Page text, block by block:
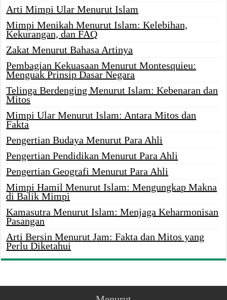
Arti Mimpi Ular Menurut Islam
Mimpi Menikah Menurut Islam: Kelebihan,
Kekurangan, dan FAQ
Zakat Menurut Bahasa Artinya
Pembagian Kekuasaan Menurut Montesquieu:
Menguak Prinsip Dasar Negara
Telinga Berdenging Menurut Islam: Kebenaran dan
Mitos
Mimpi Ular Menurut Islam: Antara Mitos dan
Fakta
Pengertian Budaya Menurut Para Ahli
Pengertian Pendidikan Menurut Para Ahli
Pengertian Geografi Menurut Para Ahli
Mimpi Hamil Menurut Islam: Mengungkap Makna
di Balik Mimpi
Kamasutra Menurut Islam: Menjaga Keharmonisan
Pasangan
Arti Bersin Menurut Jam: Fakta dan Mitos yang
Perlu Diketahui